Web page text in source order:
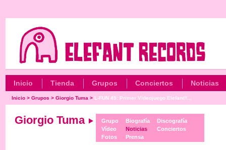
Inicio Tienda Grupos Conciertos Noticias
Inicio >Grupos >Giorgio Tuma > L-FUN 45: Primer Videojuego Elefant!!...
Giorgio Tuma
Grupo
Vídeo
Fotos
Biografía
Noticias
Prensa
Discografía
Conciertos